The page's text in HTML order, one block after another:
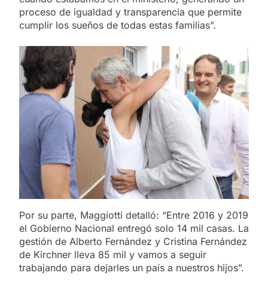
proceso de igualdad y transparencia que permite
cumplir los sueños de todas estas familias”.
Por su parte, Maggiotti detalló: “Entre 2016 y 2019
el Gobierno Nacional entregó solo 14 mil casas. La
gestión de Alberto Fernández y Cristina Fernández
de Kirchner lleva 85 mil y vamos a seguir
trabajando para dejarles un país a nuestros hijos”.